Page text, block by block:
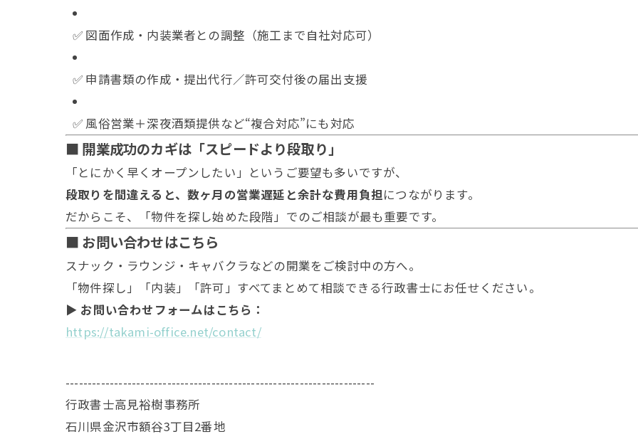
✅ 図面作成・内装業者との調整（施工まで自社対応可）
✅ 申請書類の作成・提出代行／許可交付後の届出支援
✅ 風俗営業＋深夜酒類提供など“複合対応”にも対応
■ 開業成功のカギは「スピードより段取り」
「とにかく早くオープンしたい」というご要望も多いですが、
段取りを間違えると、数ヶ月の営業遅延と余計な費用負担につながります。
だからこそ、「物件を探し始めた段階」でのご相談が最も重要です。
■ お問い合わせはこちら
スナック・ラウンジ・キャバクラなどの開業をご検討中の方へ。
「物件探し」「内装」「許可」すべてまとめて相談できる行政書士にお任せください。
▶ お問い合わせフォームはこちら：
https://takami-office.net/contact/
----------------------------------------------------------------------
行政書士高見裕樹事務所
石川県金沢市額谷3丁目2番地